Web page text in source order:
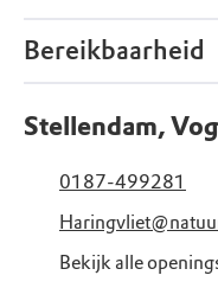
Bereikbaarheid
Stellendam,
0187-499281
Bekijk alle